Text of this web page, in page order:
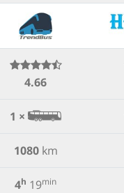
4.66
1 ×
1080km
4h 19min